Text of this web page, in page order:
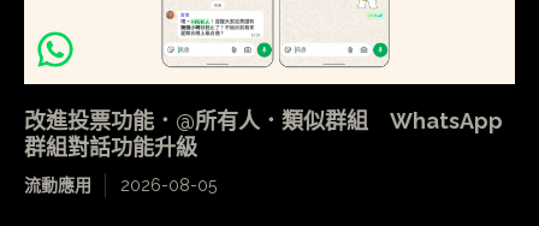
改進投票功能．@所有人．類似群組 WhatsApp
群組對話功能升級
流動應用 2026-08-05